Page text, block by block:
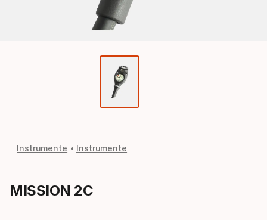
Instrumente Instrumente
MISSION 2C